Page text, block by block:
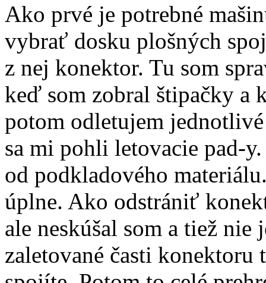
Ako prvé je potrebné
vybrať dosku plošných
z nej konektor. Tu som
keď som zobral štipačky a
potom odletujem
sa mi pohli letovacie pad-
od podkladového
úplne. Ako odstrániť
ale neskúšal som a tiež nie
zaletované časti